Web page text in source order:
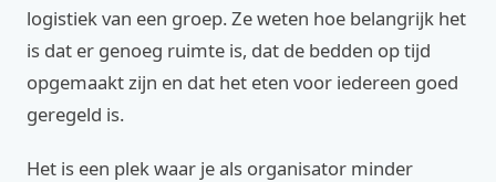
logistiek van een groep. Ze weten hoe belangrijk het
is dat er genoeg ruimte is, dat de bedden op tijd
opgemaakt zijn en dat het eten voor iedereen goed
geregeld is.
Het is een plek waar je als organisator minder